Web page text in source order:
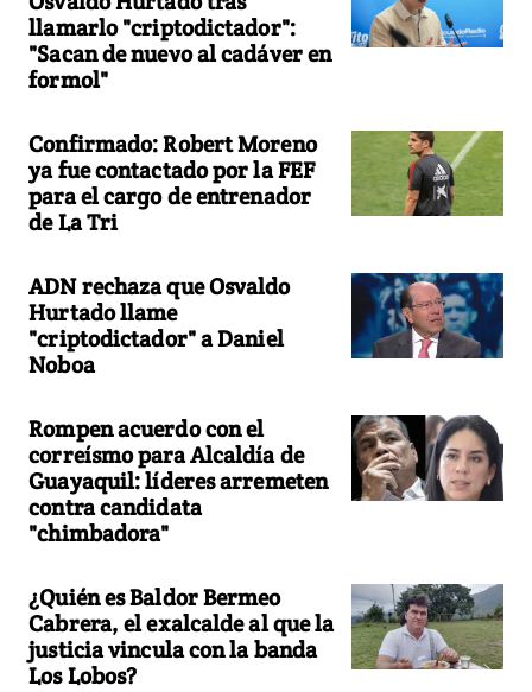
llamarlo "criptodictador":
"Sacan de nuevo al cadáver en
formol"
Confirmado: Robert Moreno
ya fue contactado por la FEF
para el cargo de entrenador
de La Tri
ADN rechaza que Osvaldo
Hurtado llame
"criptodictador" a Daniel
Noboa
Rompen acuerdo con el
correísmo para Alcaldía de
Guayaquil: líderes arremeten
contra candidata
"chimbadora"
¿Quién es Baldor Bermeo
Cabrera, el exalcalde al que la
justicia vincula con la banda
Los Lobos?